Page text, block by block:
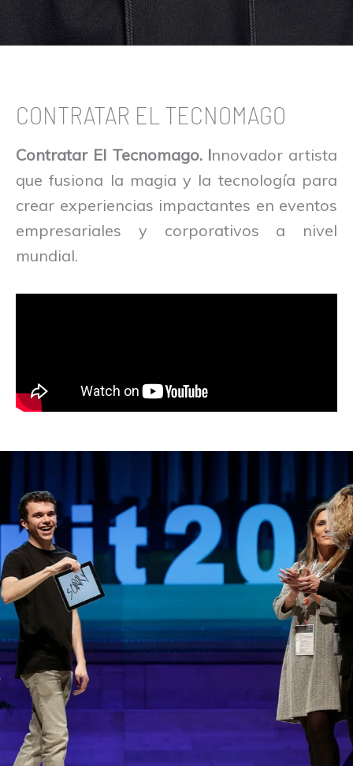
CONTRATAR EL TECNOMAGO
Contratar El Tecnomago. Innovador artista
que fusiona la magia y la tecnología para
crear experiencias impactantes en eventos
empresariales y corporativos a nivel
mundial.